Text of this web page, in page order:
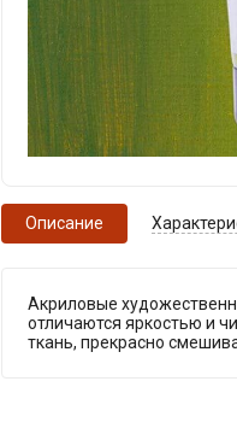
Описание
Акриловые
отличаются яркостью и
ткань, прекрасно